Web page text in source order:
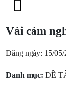
Vài cảm
Đăng ngày: 15/05/
Danh mục: ĐỀ